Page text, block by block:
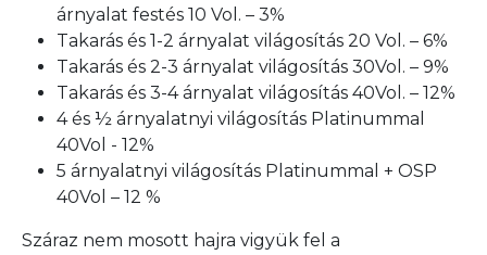
árnyalat festés 10 Vol. – 3%
Takarás és 1-2 árnyalat világosítás 20 Vol. – 6%
Takarás és 2-3 árnyalat világosítás 30Vol. – 9%
Takarás és 3-4 árnyalat világosítás 40Vol. – 12%
4 és ½ árnyalatnyi világosítás Platinummal
40Vol - 12%
5 árnyalatnyi világosítás Platinummal + OSP
40Vol – 12 %
Száraz nem mosott hajra vigyük fel a